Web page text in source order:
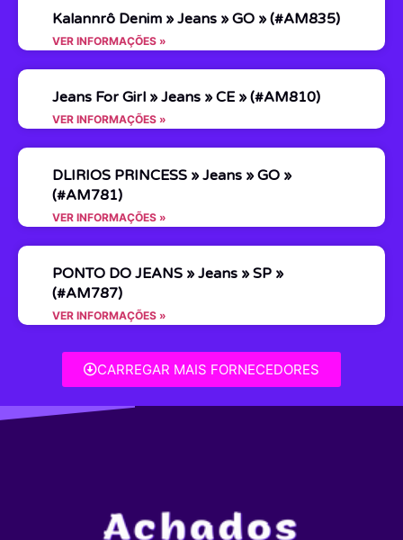
Kalannrô Denim » Jeans » GO » (#AM835)
VER INFORMAÇÕES »
Jeans For Girl » Jeans » CE » (#AM810)
VER INFORMAÇÕES »
DLIRIOS PRINCESS » Jeans » GO »
(#AM781)
VER INFORMAÇÕES »
PONTO DO JEANS » Jeans » SP »
(#AM787)
VER INFORMAÇÕES »
CARREGAR MAIS FORNECEDORES